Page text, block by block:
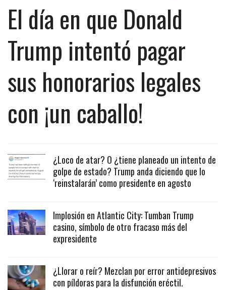
El día en que Donald
Trump intentó pagar
sus honorarios legales
con ¡un caballo!
¿Loco de atar? O ¿tiene planeado un intento de
golpe de estado? Trump anda diciendo que lo
‘reinstalarán’ como presidente en agosto
Implosión en Atlantic City: Tumban Trump
casino, símbolo de otro fracaso más del
expresidente
¿Llorar o reír? Mezclan por error antidepresivos
con píldoras para la disfunción eréctil.